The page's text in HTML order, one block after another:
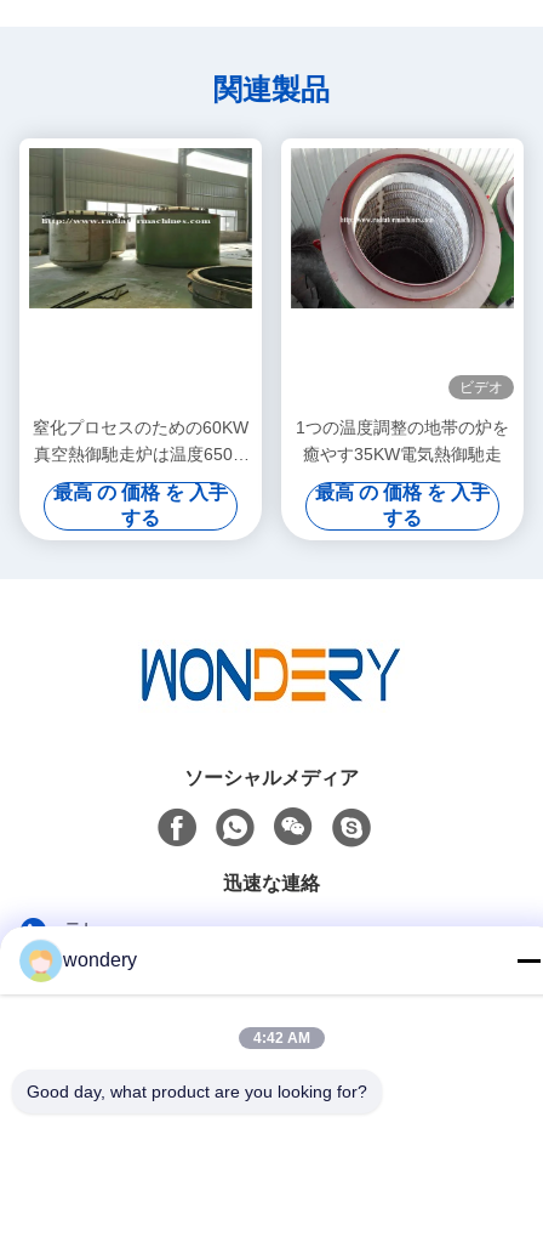
関連製品
窒化プロセスのための60KW
真空熱御馳走炉は温度650℃
を評価しました
最高 の 価格 を 入手
する
ビデオ
1つの温度調整の地帯の炉を
癒やす35KW電気熱御馳走
最高 の 価格 を 入手
する
ソーシャルメディア
迅速な連絡
テレ
86-153-0529-9442
アドレス
wondery
4:42 AM
Good day, what product are you looking for?